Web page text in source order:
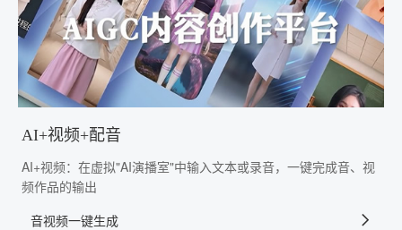
AI+视频+配音
AI+视频：在虚拟"AI演播室"中输入文本或录音，一键完成音、视
频作品的输出
音视频一键生成